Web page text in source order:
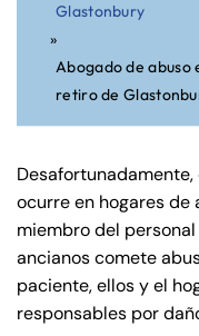
ga
do
de
Pe
rs
al
Inj
ur
y
de
C
Glastonbury
»
Abogado de abuso
retiro de
ocurre en hogares de
miembro del
ancianos comete
paciente, ellos y el
responsables por